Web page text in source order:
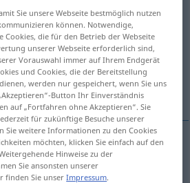
anklicken/antippen)
konträr
Sie unsere Webseite bestmöglich nutzen
können. Notwendige,
Cookies, die für den Betrieb der Webseite
unserer Webseite erforderlich sind,
Vorauswahl immer auf Ihrem Endgerät
und Cookies, die der Bereitstellung
werden nur gespeichert, wenn Sie uns
Button Ihr Einverständnis
auf „Fortfahren ohne Akzeptieren“. Sie
für zukünftige Besuche unserer
Sie weitere Informationen zu den Cookies
möchten, klicken Sie einfach auf den
Hinweise zu der
Sie ansonsten unserer
finden Sie unserImpressum.